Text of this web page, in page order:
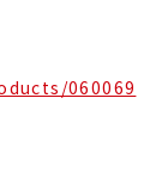
060069